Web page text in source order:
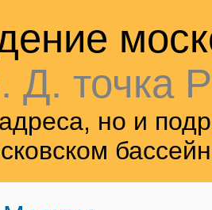
Д. точка
но и